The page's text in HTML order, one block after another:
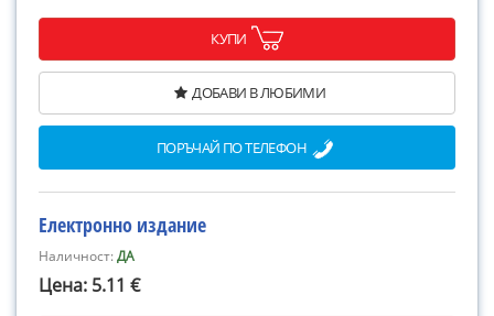
КУПИ
ДОБАВИ В ЛЮБИМИ
ПОРЪЧАЙ ПО ТЕЛЕФОН
Електронно издание
Наличност:ДА
Цена: 5.11 €